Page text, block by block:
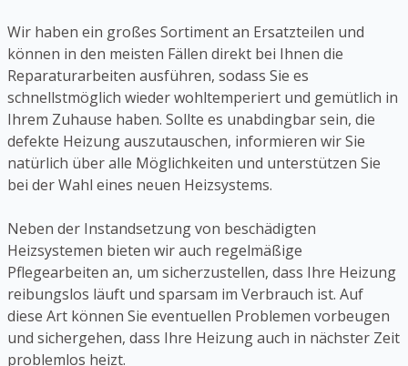
Wir haben ein großes Sortiment an Ersatzteilen und
können in den meisten Fällen direkt bei Ihnen die
Reparaturarbeiten ausführen, sodass Sie es
schnellstmöglich wieder wohltemperiert und gemütlich in
Ihrem Zuhause haben. Sollte es unabdingbar sein, die
defekte Heizung auszutauschen, informieren wir Sie
natürlich über alle Möglichkeiten und unterstützen Sie
bei der Wahl eines neuen Heizsystems.
Neben der Instandsetzung von beschädigten
Heizsystemen bieten wir auch regelmäßige
Pflegearbeiten an, um sicherzustellen, dass Ihre Heizung
reibungslos läuft und sparsam im Verbrauch ist. Auf
diese Art können Sie eventuellen Problemen vorbeugen
und sichergehen, dass Ihre Heizung auch in nächster Zeit
problemlos heizt.